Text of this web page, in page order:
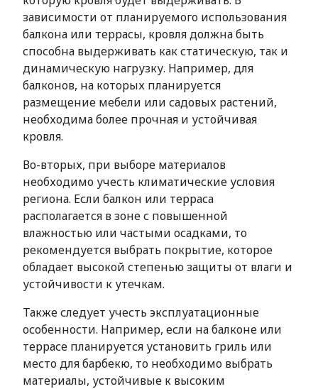
зависимости от планируемого использования
балкона или террасы, кровля должна быть
способна выдерживать как статическую, так и
динамическую нагрузку. Например, для
балконов, на которых планируется
размещение мебели или садовых растений,
необходима более прочная и устойчивая
кровля.
Во-вторых, при выборе материалов
необходимо учесть климатические условия
региона. Если балкон или терраса
располагается в зоне с повышенной
влажностью или частыми осадками, то
рекомендуется выбрать покрытие, которое
обладает высокой степенью защиты от влаги и
устойчивости к утечкам.
Также следует учесть эксплуатационные
особенности. Например, если на балконе или
террасе планируется установить гриль или
место для барбекю, то необходимо выбрать
материалы, устойчивые к высоким